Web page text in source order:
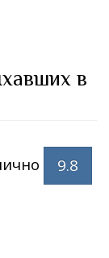
в
9.8